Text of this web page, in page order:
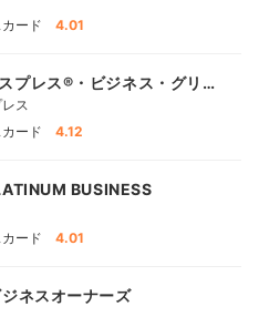
ード
4.01
プレス®・ビジネス・グリ
ス
ード
4.12
BUSINESS
ード
4.01
ネスオーナーズ